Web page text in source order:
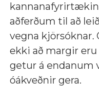
aðferðum til að
vegna
ekki að margir eru
getur á endanum
óákveðnir gera.